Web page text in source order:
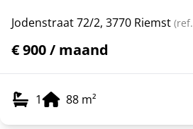
Jodenstraat 72/2, 3770 Riemst (ref.
€ 900 / maand
1 88 m²